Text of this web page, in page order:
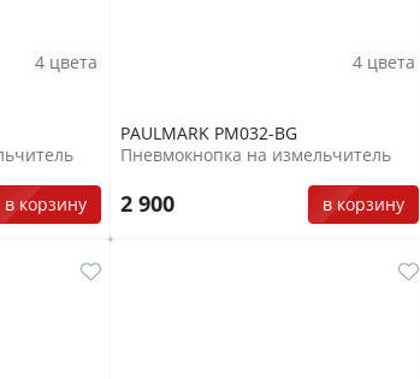
в корзину
4 цвета
PAULMARK PM032-BG
Пневмокнопка на измельчитель
2 900 в корзину
4 цвета